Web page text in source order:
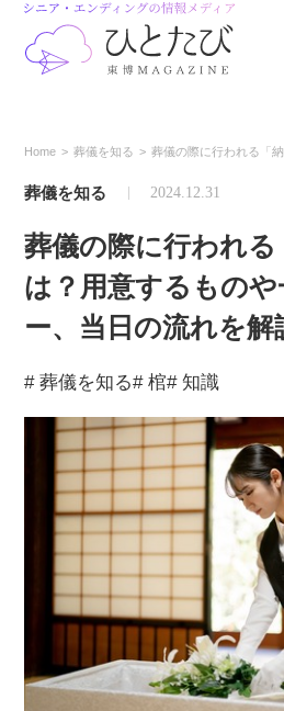
Home 葬儀を知る 葬儀の際に行われる「納
葬儀を知る 2024.12.31
葬儀の際に行われる
は？用意するもの
ー、当日の流れを解
# 葬儀を知る# 棺# 知識